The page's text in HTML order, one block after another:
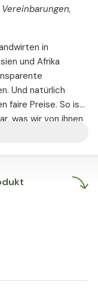
in
und Afrika
Und natürlich
faire Preise. So ist
was wir von ihnen
dafür gezahlt
Nachhaltigkeit